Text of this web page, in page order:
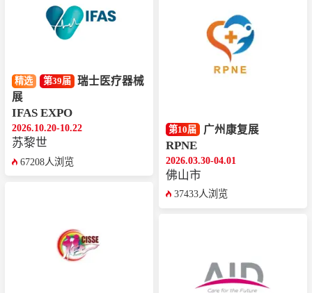
精选 第39届
瑞士医疗器械
展
IFAS EXPO
2026.10.20-10.22
苏黎世
67208人浏览
第10届 广州康复展
RPNE
2026.03.30-04.01
佛山市
37433人浏览